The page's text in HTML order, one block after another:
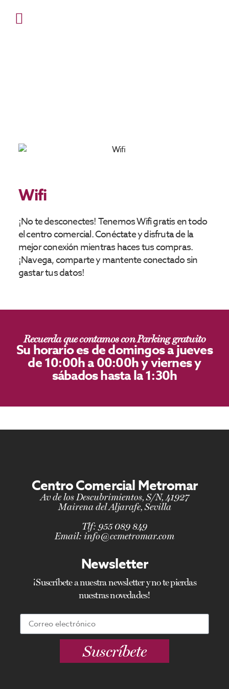
Wifi
¡No te desconectes! Tenemos Wifi gratis en todo
el centro comercial. Conéctate y disfruta de la
mejor conexión mientras haces tus compras.
¡Navega, comparte y mantente conectado sin
gastar tus datos!
Recuerda que contamos con Parking gratuito
Su horario es de domingos a jueves
de 10:00h a 00:00h y viernes y
sábados hasta la 1:30h
Centro Comercial Metromar
Av de los Descubrimientos, S/N, 41927
Mairena del Aljarafe, Sevilla
Tlf: 955 089 849
Email: info@ccmetromar.com
Newsletter
¡Suscríbete a nuestra newsletter y no te pierdas
nuestras novedades!
Suscríbete